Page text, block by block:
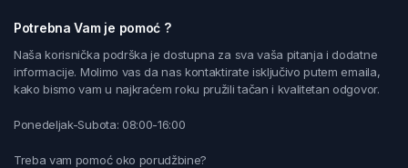
Potrebna Vam je pomoć ?
Naša korisnička podrška je dostupna za sva vaša pitanja i dodatne
informacije. Molimo vas da nas kontaktirate isključivo putem emaila,
kako bismo vam u najkraćem roku pružili tačan i kvalitetan odgovor.
Ponedeljak-Subota: 08:00-16:00
Treba vam pomoć oko porudžbine?